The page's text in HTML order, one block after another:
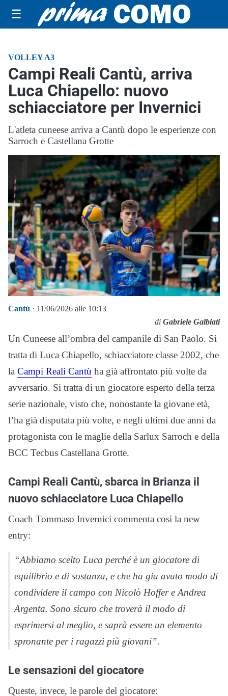
☰
VOLLEY A3
Campi Reali Cantù, arriva
Luca Chiapello: nuovo
schiacciatore per Invernici
L'atleta cuneese arriva a Cantù dopo le esperienze con
Sarroch e Castellana Grotte
Cantù · 11/06/2026 alle 10:13
di Gabriele Galbiati
Un Cuneese all’ombra del campanile di San Paolo. Si
tratta di Luca Chiapello, schiacciatore classe 2002, che
la Campi Reali Cantù ha già affrontato più volte da
avversario. Si tratta di un giocatore esperto della terza
serie nazionale, visto che, nonostante la giovane età,
l’ha già disputata più volte, e negli ultimi due anni da
protagonista con le maglie della Sarlux Sarroch e della
BCC Tecbus Castellana Grotte.
Campi Reali Cantù, sbarca in Brianza il
nuovo schiacciatore Luca Chiapello
Coach Tommaso Invernici commenta così la new
entry:
“Abbiamo scelto Luca perché è un giocatore di
equilibrio e di sostanza, e che ha gia avuto modo di
condividere il campo con Nicolò Hoffer e Andrea
Argenta. Sono sicuro che troverà il modo di
esprimersi al meglio, e saprà essere un elemento
spronante per i ragazzi più giovani”.
Le sensazioni del giocatore
Queste, invece, le parole del giocatore: